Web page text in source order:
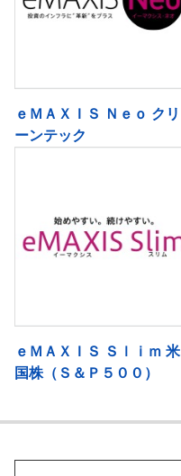
ｅＭＡＸＩＳ Ｎｅｏ クリ
ーンテック
ｅＭＡＸＩＳ Ｓｌｉｍ 米
国株（Ｓ＆Ｐ５００）